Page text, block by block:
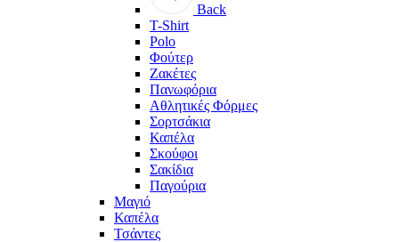
Back
T-Shirt
Polo
Φούτερ
Ζακέτες
Πανωφόρια
Αθλητικές Φόρμες
Σορτσάκια
Καπέλα
Σκούφοι
Σακίδια
Παγούρια
Μαγιό
Καπέλα
Τσάντες